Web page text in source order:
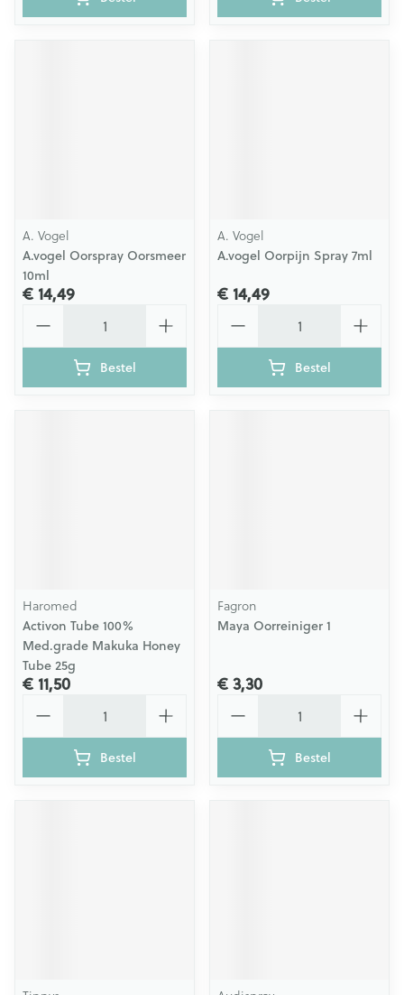
A. Vogel
A.vogel Oorspray Oorsmeer
10ml
€ 14,49
Bestel
A. Vogel
A.vogel Oorpijn Spray 7ml
€ 14,49
Bestel
Haromed
Activon Tube 100%
Med.grade Makuka Honey
Tube 25g
€ 11,50
Bestel
Fagron
Maya Oorreiniger 1
€ 3,30
Bestel